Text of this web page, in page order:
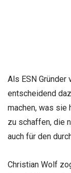
Als ESN
entscheidend
machen, was sie
zu schaffen, die
auch für den
Christian Wolf